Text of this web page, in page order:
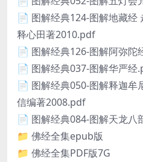
📄 图解经典124-图解地藏经
释心田著2010.pdf
📄 图解经典126-图解阿弥陀
📄 图解经典037-图解华严经
📄 图解经典050-图解释迦牟
信编著2008.pdf
📄 图解经典084-图解天龙八
📁 佛经全集epub版
📁 佛经全集PDF版7G